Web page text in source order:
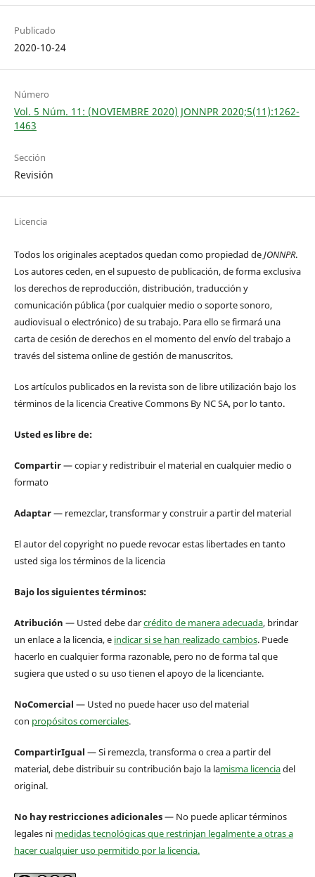
Publicado
2020-10-24
Número
Vol. 5 Núm. 11: (NOVIEMBRE 2020) JONNPR 2020;5(11):1262-
1463
Sección
Revisión
Licencia
Todos los originales aceptados quedan como propiedad deJONNPR.
Los autores ceden, en el supuesto de publicación, de forma exclusiva
los derechos de reproducción, distribución, traducción y
comunicación pública (por cualquier medio o soporte sonoro,
audiovisual o electrónico) de su trabajo. Para ello se firmará una
carta de cesión de derechos en el momento del envío del trabajo a
través del sistema online de gestión de manuscritos.
Los artículos publicados en la revista son de libre utilización bajo los
términos de la licencia Creative Commons By NC SA, por lo tanto.
Usted es libre de:
Compartir— copiar y redistribuir el material en cualquier medio o
formato
Adaptar— remezclar, transformar y construir a partir del material
El autor del copyright no puede revocar estas libertades en tanto
usted siga los términos de la licencia
Bajo los siguientes términos:
Atribución — Usted debe darcrédito de manera adecuada, brindar
un enlace a la licencia, e indicar si se han realizado cambios. Puede
hacerlo en cualquier forma razonable, pero no de forma tal que
sugiera que usted o su uso tienen el apoyo de la licenciante.
NoComercial — Usted no puede hacer uso del material
con propósitos comerciales.
CompartirIgual — Si remezcla, transforma o crea a partir del
material, debe distribuir su contribución bajo la lamisma licenciadel
original.
No hay restricciones adicionales— No puede aplicar términos
legales ni medidas tecnológicas que restrinjan legalmente a otras a
hacer cualquier uso permitido por la licencia.